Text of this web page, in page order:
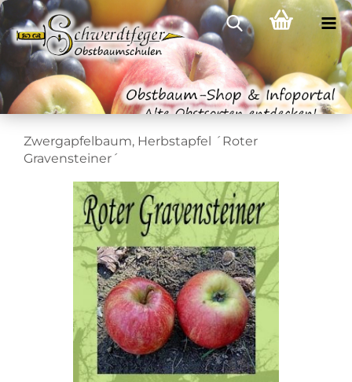
Zwergapfelbaum, Herbstapfel ´Roter
Gravensteiner´